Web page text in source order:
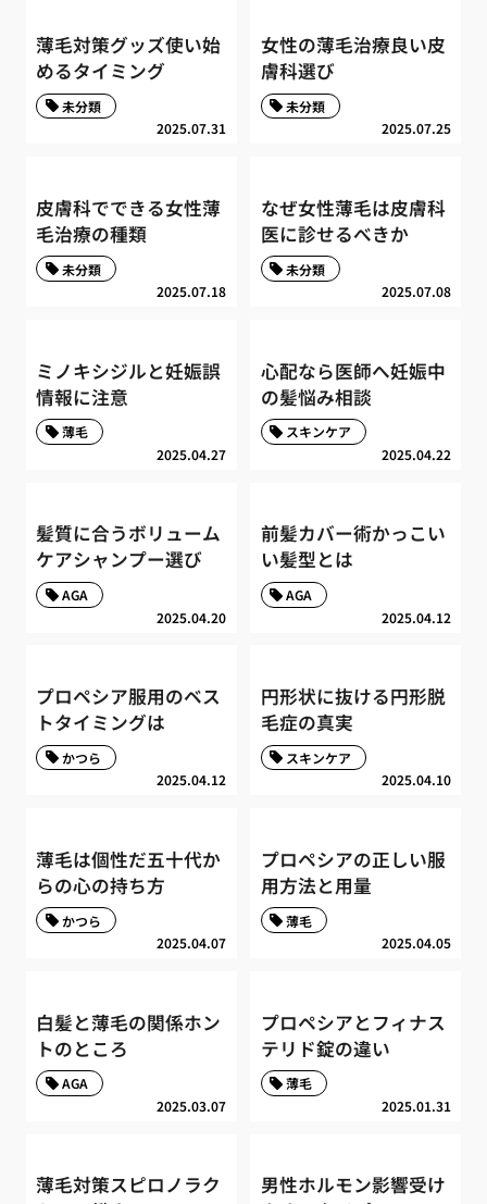
薄毛対策グッズ使い始
めるタイミング
2025.07.31
未分類
女性の薄毛治療良い皮
膚科選び
2025.07.25
未分類
皮膚科でできる女性薄
毛治療の種類
2025.07.18
未分類
なぜ女性薄毛は皮膚科
医に診せるべきか
2025.07.08
未分類
ミノキシジルと妊娠誤
情報に注意
2025.04.27
薄毛
心配なら医師へ妊娠中
の髪悩み相談
2025.04.22
スキンケア
髪質に合うボリューム
ケアシャンプー選び
2025.04.20
AGA
前髪カバー術かっこい
い髪型とは
2025.04.12
AGA
プロペシア服用のベス
トタイミングは
2025.04.12
かつら
円形状に抜ける円形脱
毛症の真実
2025.04.10
スキンケア
薄毛は個性だ五十代か
らの心の持ち方
2025.04.07
かつら
プロペシアの正しい服
用方法と用量
2025.04.05
薄毛
白髪と薄毛の関係ホン
トのところ
2025.03.07
AGA
プロペシアとフィナス
テリド錠の違い
2025.01.31
薄毛
薄毛対策スピロノラク
男性ホルモン影響受け